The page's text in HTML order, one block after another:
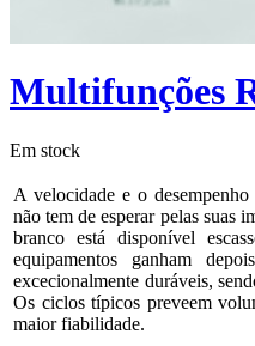
Multifunções
Em stock
A velocidade e o
não tem de esperar pelas suas
branco está disponível
equipamentos ganham
excecionalmente duráveis,
Os ciclos típicos preveem
maior fiabilidade.